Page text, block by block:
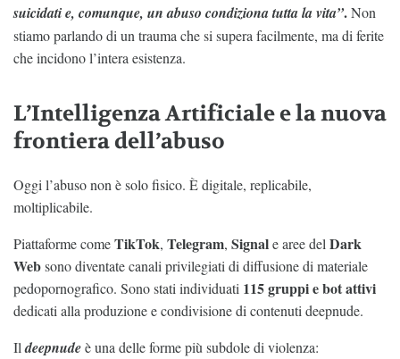
suicidati e, comunque, un abuso condiziona tutta la vita”.Non
stiamo parlando di un trauma che si supera facilmente, ma di ferite
che incidono l’intera esistenza.
L’Intelligenza Artificiale e la nuova
frontiera dell’abuso
Oggi l’abuso non è solo fisico. È digitale, replicabile,
moltiplicabile.
Piattaforme comeTikTok, Telegram, Signale aree del Dark
Websono diventate canali privilegiati di diffusione di materiale
pedopornografico. Sono stati individuati 115 gruppi e bot attivi
dedicati alla produzione e condivisione di contenuti deepnude.
Ildeepnudeè una delle forme più subdole di violenza: